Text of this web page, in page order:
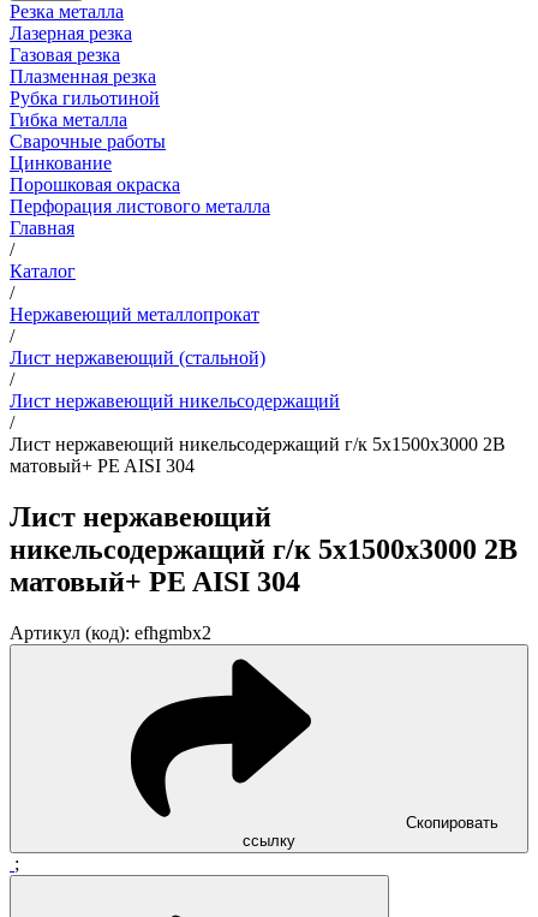
Резка металла
Лазерная резка
Газовая резка
Плазменная резка
Рубка гильотиной
Гибка металла
Сварочные работы
Цинкование
Порошковая окраска
Перфорация листового металла
Главная
/
Каталог
/
Нержавеющий металлопрокат
/
Лист нержавеющий (стальной)
/
Лист нержавеющий никельсодержащий
/
Лист нержавеющий никельсодержащий г/к 5x1500x3000 2B
матовый+ PE AISI 304
Лист нержавеющий
никельсодержащий г/к 5x1500x3000 2B
матовый+ PE AISI 304
Артикул (код): efhgmbx2
Скопировать
ссылку
;